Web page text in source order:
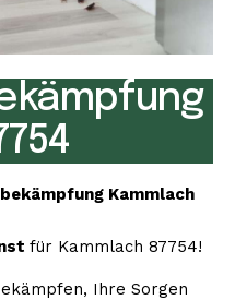
Kammlach
für Kammlach 87754!
Ihre Sorgen